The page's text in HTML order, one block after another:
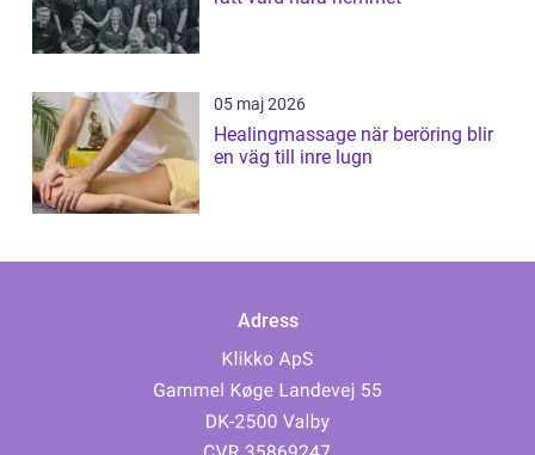
05 maj 2026
Healingmassage när beröring blir
en väg till inre lugn
Adress